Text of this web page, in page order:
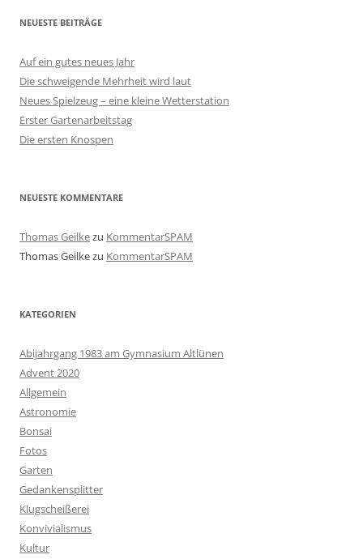
NEUESTE BEITRÄGE
Auf ein gutes neues Jahr
Die schweigende Mehrheit wird laut
Neues Spielzeug – eine kleine Wetterstation
Erster Gartenarbeitstag
Die ersten Knospen
NEUESTE KOMMENTARE
Thomas Geilkezu KommentarSPAM
Thomas Geilkezu KommentarSPAM
KATEGORIEN
Abijahrgang 1983 am Gymnasium Altlünen
Advent 2020
Allgemein
Astronomie
Bonsai
Fotos
Garten
Gedankensplitter
Klugscheißerei
Konvivialismus
Kultur